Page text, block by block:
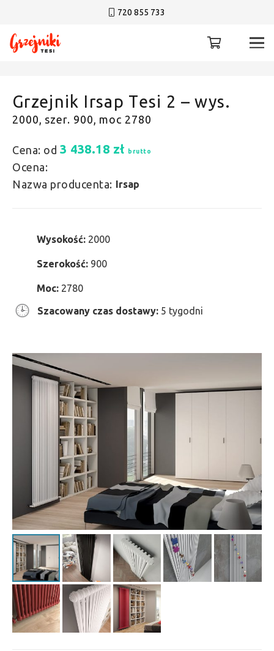
720 855 733
Grzejnik Irsap Tesi 2 – wys.
2000, szer. 900, moc 2780
Cena: od 3 438.18 zł brutto
Ocena:
Nazwa producenta: Irsap
Wysokość: 2000
Szerokość: 900
Moc: 2780
Szacowany czas dostawy: 5 tygodni